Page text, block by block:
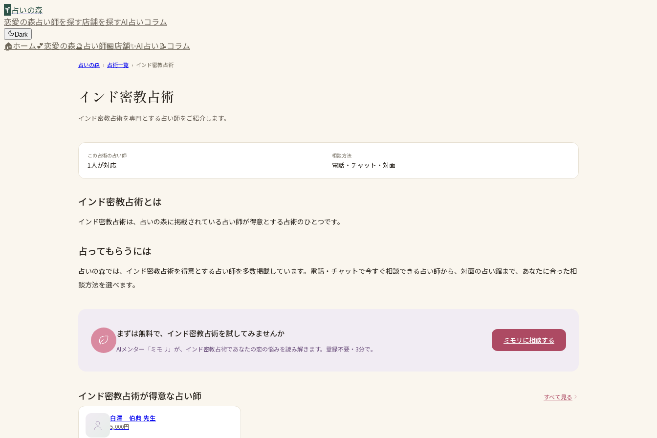
占いの森
恋愛の森占い師を探す店舗を探すAI占いコラム
Dark
🏠ホーム💕恋愛の森🔮占い師🏪店舗✨AI占い📝コラム
占いの森 › 占術一覧 › インド密教占術
インド密教占術
インド密教占術を専門とする占い師をご紹介します。
この占術の占い師
1人が対応
相談方法
電話・チャット・対面
インド密教占術とは
インド密教占術は、占いの森に掲載されている占い師が得意とする占術のひとつです。
占ってもらうには
占いの森では、 インド密教占術を得意とする占い師を多数掲載しています。電話・チャットで今すぐ相談できる占い師から、対面の占い館まで、あなたに合った相
談方法を選べます。
まずは無料で、インド密教占術を試してみませんか
AIメンター「ミモリ」が、インド密教占術であなたの恋の悩みを読み解きます。登録不要・3分で。
ミモリに相談する
インド密教占術が得意な占い師 すべて見る
白澤 伯典 先生
5,000円